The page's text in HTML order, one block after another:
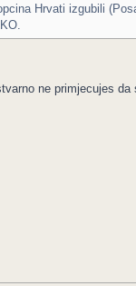
Hrvati izgubili
ne primjecujes